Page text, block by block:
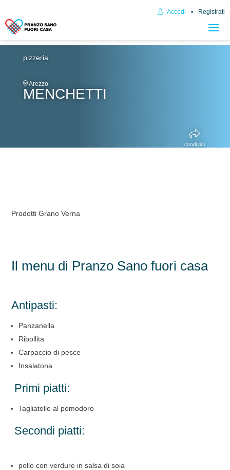
Accedi Registrati
pizzeria
Arezzo
MENCHETTI
condividi
Prodotti Grano Verna
Il menu di Pranzo Sano fuori casa
Antipasti:
Panzanella
Ribollita
Carpaccio di pesce
Insalatona
Primi piatti:
Tagliatelle al pomodoro
Secondi piatti:
pollo con verdure in salsa di soia